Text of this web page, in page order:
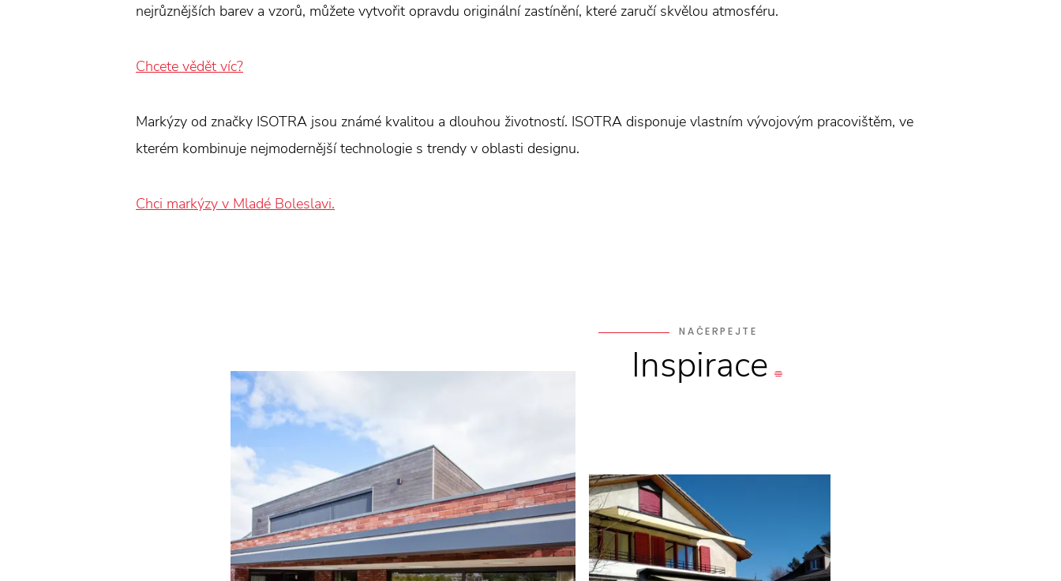
nejrůznějších barev a vzorů, můžete vytvořit opravdu originální zastínění, které zaručí skvělou atmosféru.
Chcete vědět víc?
Markýzy od značky ISOTRA jsou známé kvalitou a dlouhou životností. ISOTRA disponuje vlastním vývojovým pracovištěm, ve
kterém kombinuje nejmodernější technologie s trendy v oblasti designu.
Chci markýzy v Mladé Boleslavi.
NAČERPEJTE
Inspirace